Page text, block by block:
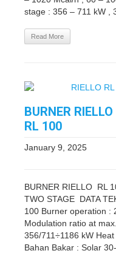
stage : 356 – 711 kW ,
Read More
BURNER
RL 100
January 9, 2025
BURNER RIELLO RL
TWO STAGE DATA
100 Burner operation :
Modulation ratio at
356/711÷1186 kW
Bahan Bakar : Solar